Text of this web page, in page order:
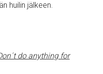
huilin jälkeen.
do anything for